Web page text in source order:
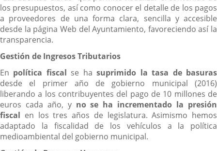
los presupuestos, así como conocer el detalle de los pagos
a proveedores de una forma clara, sencilla y accesible
desde la página Web del Ayuntamiento, favoreciendo así la
transparencia.
Gestión de Ingresos Tributarios
En política fiscal se hasuprimido la tasa de basuras
desde el primer año de gobierno municipal (2016)
liberando a los contribuyentes del pago de 10 millones de
euros cada año, y no se ha incrementado la presión
fiscal en los tres años de legislatura. Asimismo hemos
adaptado la fiscalidad de los vehículos a la política
medioambiental del gobierno municipal.